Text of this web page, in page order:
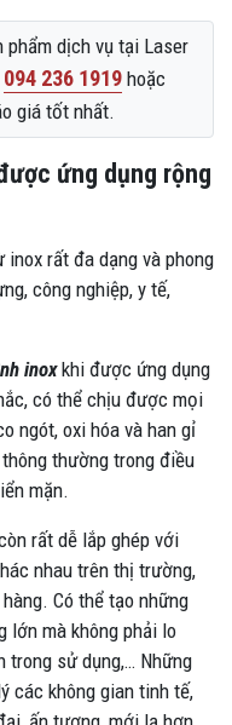
phẩm dịch vụ tại Laser
094 236 1919 hoặc
giá tốt nhất.
ứng dụng rộng
rất đa dạng và phong
công nghiệp, y tế,
inoxkhi được ứng dụng
có thể chịu được mọi
ngót, oxi hóa và han gỉ
thường trong điều
mặn.
rất dễ lắp ghép với
nhau trên thị trường,
Có thể tạo những
lớn mà không phải lo
trong sử dụng,… Những
các không gian tinh tế,